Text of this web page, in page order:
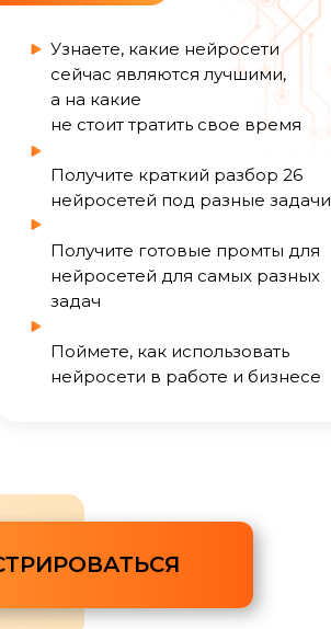
Узнаете, какие нейросети
сейчас являются лучшими,
а на какие
не стоит тратить свое время
Получите краткий разбор 26
нейросетей под разные задачи
Получите готовые промты для
нейросетей для самых разных
задач
Поймете, как использовать
нейросети в работе и бизнесе